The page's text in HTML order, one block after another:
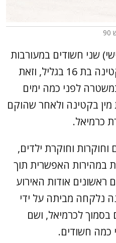
שני חשודים במעורבות
קבוצתי של קטינה בת 16 בגליל, וזאת
לפני כמה ימים
מין בקטינה ולאחר שהוקם
כרמיאל.
וחוקרת ילדים,
במהירות האפשרית תוך
אודות האירוע
נלקחה מביתה על ידי
בסמוך לכרמיאל, ושם
כמה חשודים.